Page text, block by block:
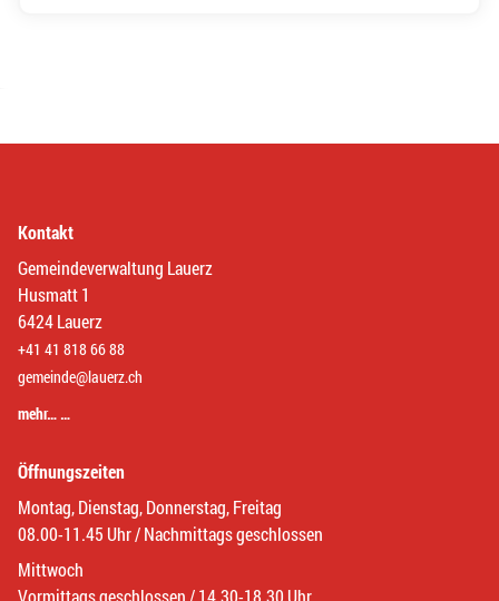
Kontakt
Gemeindeverwaltung Lauerz
Husmatt 1
6424 Lauerz
+41 41 818 66 88
gemeinde@lauerz.ch
mehr… …
Öffnungszeiten
Montag, Dienstag, Donnerstag, Freitag
08.00-11.45 Uhr / Nachmittags geschlossen
Mittwoch
Vormittags geschlossen / 14.30-18.30 Uhr